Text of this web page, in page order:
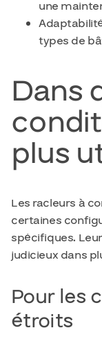
une
types de
Dans
plus
Les racleurs à
certaines
spécifiques.
judicieux dans
Pour les
étroits